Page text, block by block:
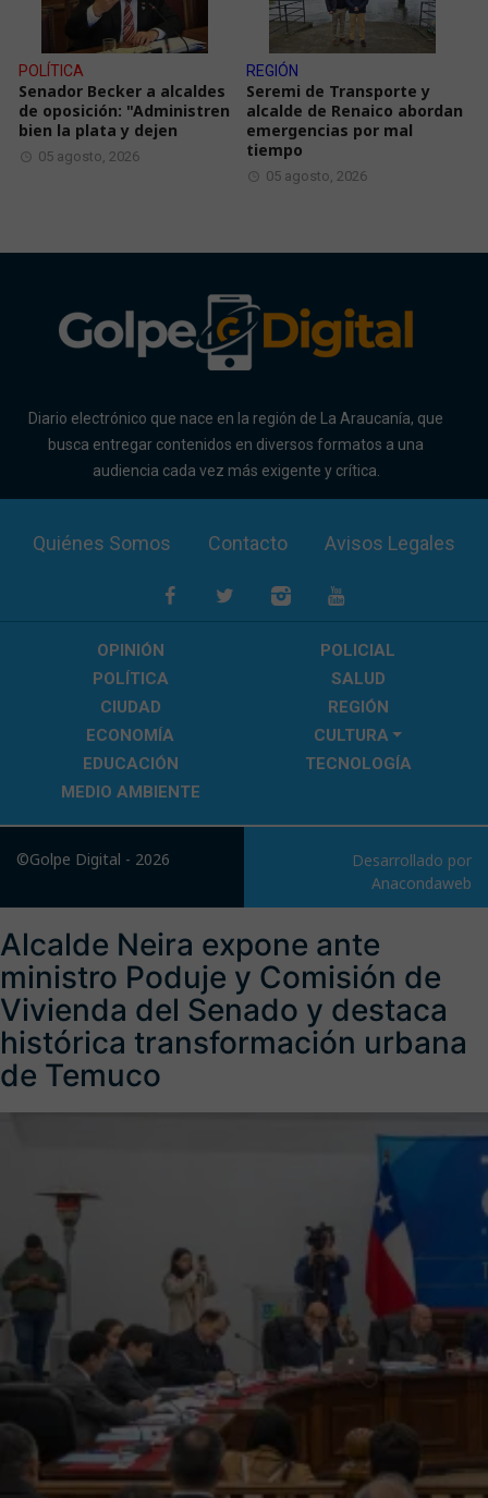
POLÍTICA
Senador Becker a alcaldes
de oposición: "Administren
bien la plata y dejen
05 agosto, 2026
REGIÓN
Seremi de Transporte y
alcalde de Renaico abordan
emergencias por mal
tiempo
05 agosto, 2026
Diario electrónico que nace en la región de La Araucanía, que
busca entregar contenidos en diversos formatos a una
audiencia cada vez más exigente y crítica.
Quiénes Somos Contacto Avisos Legales
OPINIÓN
POLICIAL
POLÍTICA
SALUD
CIUDAD
REGIÓN
ECONOMÍA
CULTURA
EDUCACIÓN
TECNOLOGÍA
MEDIO AMBIENTE
©Golpe Digital - 2026
Desarrollado por
Anacondaweb
Alcalde Neira expone ante
ministro Poduje y Comisión de
Vivienda del Senado y destaca
histórica transformación urbana
de Temuco